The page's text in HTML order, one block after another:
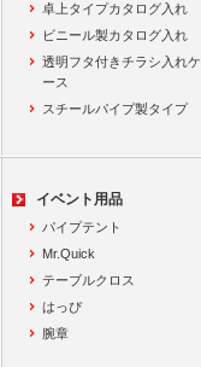
卓上タイプカタログ入れ
ビニール製カタログ入れ
透明フタ付きチラシ入れケ
ース
スチールパイプ製タイプ
イベント用品
パイプテント
Mr.Quick
テーブルクロス
はっぴ
腕章